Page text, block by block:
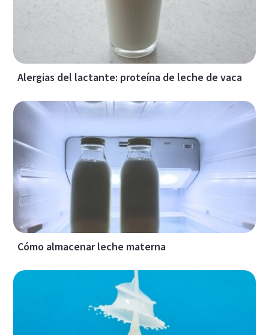
Alergias del lactante: proteína de leche de vaca
Cómo almacenar leche materna